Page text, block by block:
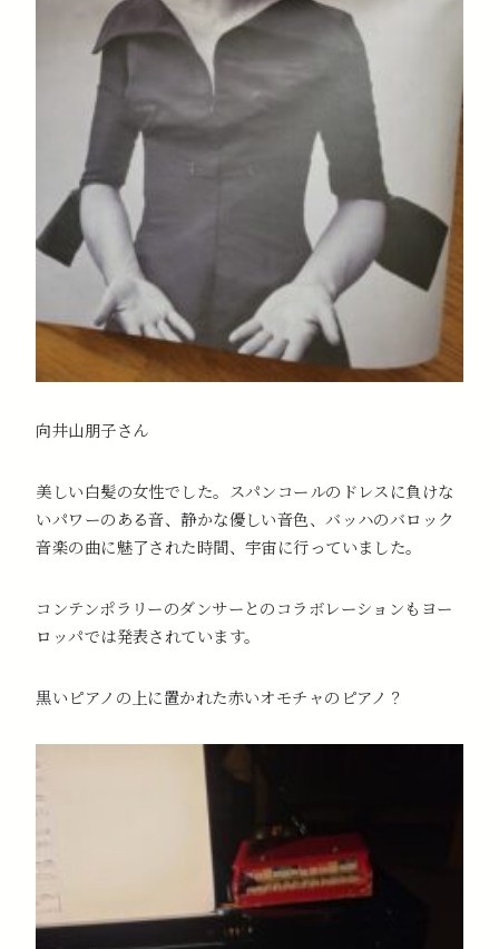
向井山朋子さん
美しい白髪の女性でした。スパンコールのドレスに負けな
いパワーのある音、静かな優しい音色、バッハのバロック
音楽の曲に魅了された時間、宇宙に行っていました。
コンテンポラリーのダンサーとのコラボレーションもヨー
ロッパでは発表されています。
黒いピアノの上に置かれた赤いオモチャのピアノ？